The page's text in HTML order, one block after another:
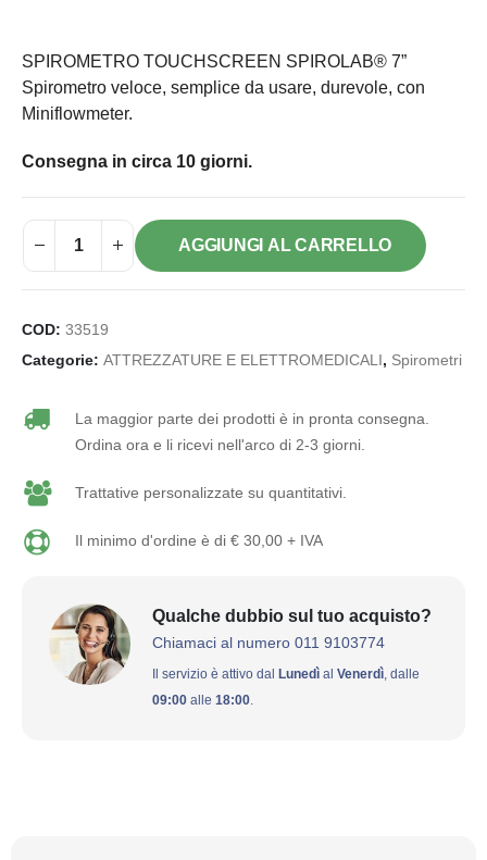
SPIROMETRO TOUCHSCREEN SPIROLAB® 7”
Spirometro veloce, semplice da usare, durevole, con
Miniflowmeter.
Consegna in circa 10 giorni.
AGGIUNGI AL CARRELLO
COD: 33519
Categorie: ATTREZZATURE E ELETTROMEDICALI, Spirometri
La maggior parte dei prodotti è in pronta consegna.
Ordina ora e li ricevi nell'arco di 2-3 giorni.
Trattative personalizzate su quantitativi.
Il minimo d'ordine è di € 30,00 + IVA
Qualche dubbio sul tuo acquisto?
Chiamaci al numero 011 9103774
Il servizio è attivo dal Lunedì al Venerdì, dalle
09:00 alle 18:00.